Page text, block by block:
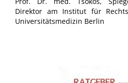
Direktor am Institut für
Universitätsmedizin Berlin